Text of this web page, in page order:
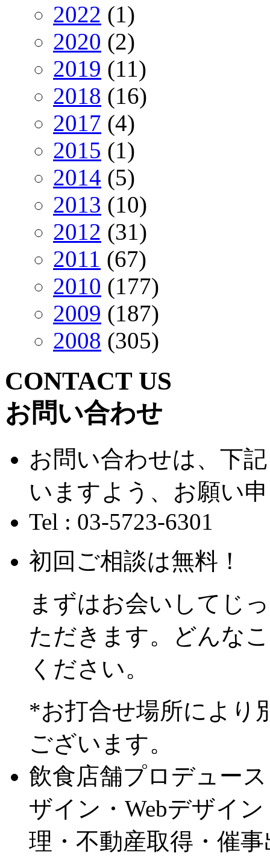
2022 (1)
2020 (2)
2019 (11)
2018 (16)
2017 (4)
2015 (1)
2014 (5)
2013 (10)
2012 (31)
2011 (67)
2010 (177)
2009 (187)
2008 (305)
CONTACT US
お問い合わせ
お問い合わせは、下
いますよう、お願い
Tel : 03-5723-6301
初回ご相談は無料！
まずはお会いしてじ
ただきます。どんな
ください。
*お打合せ場所により
ございます。
飲食店舗プロデュー
ザイン・Webデザイ
理・不動産取得・催